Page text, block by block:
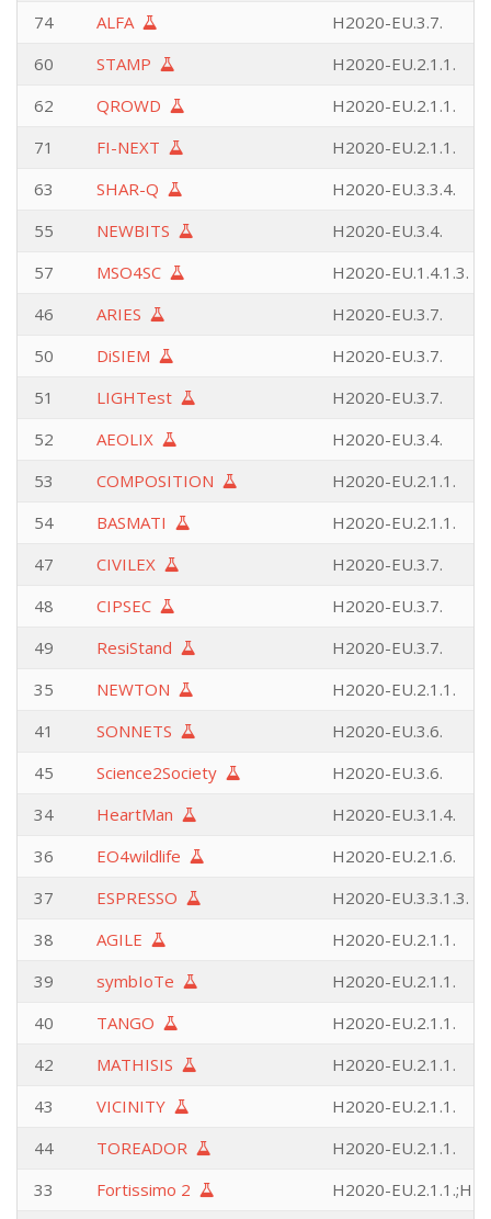
74
ALFA
H2020-EU.3.7.
60
STAMP
H2020-EU.2.1.1.
62
QROWD
H2020-EU.2.1.1.
71
FI-NEXT
H2020-EU.2.1.1.
63
SHAR-Q
H2020-EU.3.3.4.
55
NEWBITS
H2020-EU.3.4.
57
MSO4SC
H2020-EU.1.4.1.3.
46
ARIES
H2020-EU.3.7.
50
DiSIEM
H2020-EU.3.7.
51
LIGHTest
H2020-EU.3.7.
52
AEOLIX
H2020-EU.3.4.
53
COMPOSITION
H2020-EU.2.1.1.
54
BASMATI
H2020-EU.2.1.1.
47
CIVILEX
H2020-EU.3.7.
48
CIPSEC
H2020-EU.3.7.
49
ResiStand
H2020-EU.3.7.
35
NEWTON
H2020-EU.2.1.1.
41
SONNETS
H2020-EU.3.6.
45
Science2Society
H2020-EU.3.6.
34
HeartMan
H2020-EU.3.1.4.
36
EO4wildlife
H2020-EU.2.1.6.
37
ESPRESSO
H2020-EU.3.3.1.3.
38
AGILE
H2020-EU.2.1.1.
39
symbIoTe
H2020-EU.2.1.1.
40
TANGO
H2020-EU.2.1.1.
42
MATHISIS
H2020-EU.2.1.1.
43
VICINITY
H2020-EU.2.1.1.
44
TOREADOR
H2020-EU.2.1.1.
33
Fortissimo 2
H2020-